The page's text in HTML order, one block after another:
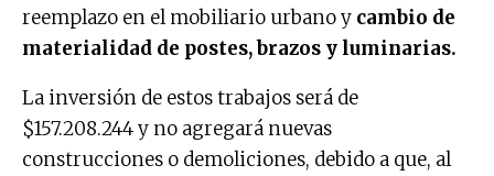
reemplazo en el mobiliario urbano y cambio de
materialidad de postes, brazos y luminarias.
La inversión de estos trabajos será de
$157.208.244 y no agregará nuevas
construcciones o demoliciones, debido a que, al